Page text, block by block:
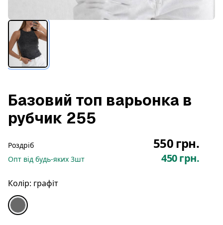
Базовий топ варьонка в
рубчик 255
Роздріб 550 грн.
Опт від будь-яких 3шт 450 грн.
Колір: графіт